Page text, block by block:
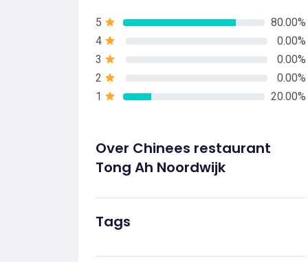
5
80.00%
4
0.00%
3
0.00%
2
0.00%
1
20.00%
Over Chinees restaurant
Tong Ah Noordwijk
Tags